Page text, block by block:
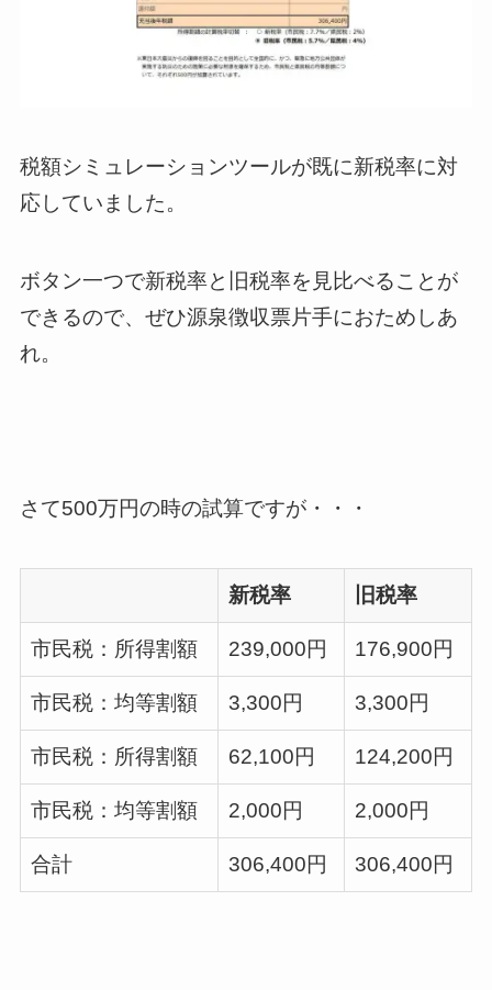
税額シミュレーションツールが既に新税率に対
応していました。
ボタン一つで新税率と旧税率を見比べることが
できるので、ぜひ源泉徴収票片手におためしあ
れ。
さて500万円の時の試算ですが・・・
新税率 旧税率
市民税：所得割額 239,000円 176,900円
市民税：均等割額 3,300円 3,300円
市民税：所得割額 62,100円 124,200円
市民税：均等割額 2,000円 2,000円
合計 306,400円 306,400円